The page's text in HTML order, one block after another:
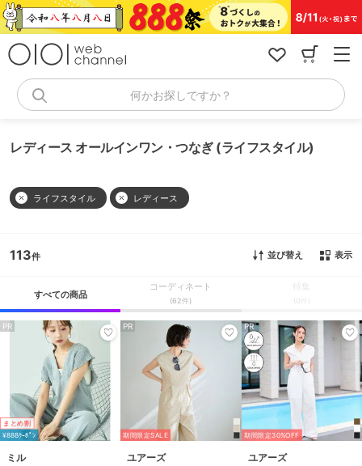
コ
ン
何かお探しですか？
レディース オールインワン・つなぎ (ライフスタイル)
ライフスタイル レディース
113 並び替え 表示
すべての商品
コーディネート
(62件) (0件)
PR
まとめ割
¥888ｸｰﾎﾟﾝ
ミル
PR
期間限定SALE
ユアーズ
PR
期間限定30%OFF
ユアーズ